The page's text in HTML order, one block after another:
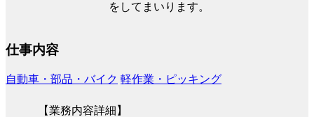
をしてまいります。
仕事内容
自動車・部品・バイク 軽作業・ピッキング
【業務内容詳細】